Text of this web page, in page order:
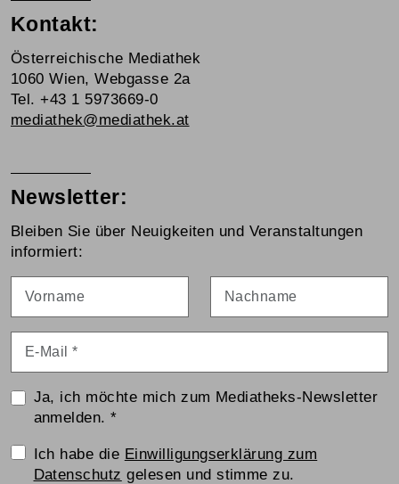
Kontakt:
Österreichische Mediathek
1060 Wien, Webgasse 2a
Tel. +43 1 5973669-0
mediathek@mediathek.at
Newsletter:
Bleiben Sie über Neuigkeiten und Veranstaltungen
informiert:
Ja, ich möchte mich zum Mediatheks-Newsletter
anmelden.*
Einwilligungserklärung
Ich habe die Einwilligungserklärung zum
Datenschutz gelesen und stimme zu.